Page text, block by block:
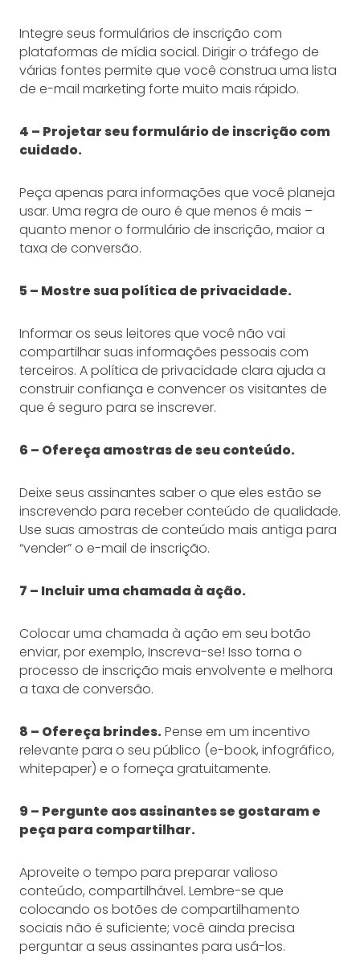
Integre seus formulários de inscrição com
plataformas de mídia social. Dirigir o tráfego de
várias fontes permite que você construa uma lista
de e-mail marketing forte muito mais rápido.
4 – Projetar seu formulário de inscrição com
cuidado.
Peça apenas para informações que você planeja
usar. Uma regra de ouro é que menos é mais –
quanto menor o formulário de inscrição, maior a
taxa de conversão.
5 – Mostre sua política de privacidade.
Informar os seus leitores que você não vai
compartilhar suas informações pessoais com
terceiros. A política de privacidade clara ajuda a
construir confiança e convencer os visitantes de
que é seguro para se inscrever.
6 – Ofereça amostras de seu conteúdo.
Deixe seus assinantes saber o que eles estão se
inscrevendo para receber conteúdo de qualidade.
Use suas amostras de conteúdo mais antiga para
“vender” o e-mail de inscrição.
7 – Incluir uma chamada à ação.
Colocar uma chamada à ação em seu botão
enviar, por exemplo, Inscreva-se! Isso torna o
processo de inscrição mais envolvente e melhora
a taxa de conversão.
8 – Ofereça brindes.Pense em um incentivo
relevante para o seu público (e-book, infográfico,
whitepaper) e o forneça gratuitamente.
9 – Pergunte aos assinantes se gostaram e
peça para compartilhar.
Aproveite o tempo para preparar valioso
conteúdo, compartilhável. Lembre-se que
colocando os botões de compartilhamento
sociais não é suficiente; você ainda precisa
perguntar a seus assinantes para usá-los.